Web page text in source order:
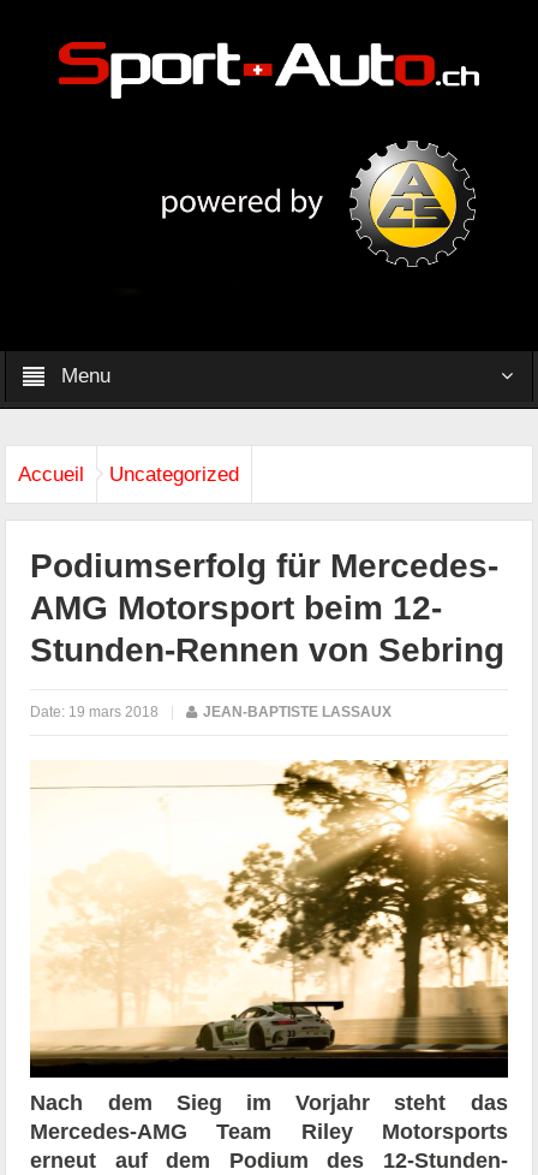
Menu
Accueil Uncategorized
Podiumserfolg für Mercedes-
AMG Motorsport beim 12-
Stunden-Rennen von Sebring
Date: 19 mars 2018 | JEAN-BAPTISTE LASSAUX
Nach dem Sieg im Vorjahr steht das
Mercedes-AMG Team Riley Motorsports
erneut auf dem Podium des 12-Stunden-